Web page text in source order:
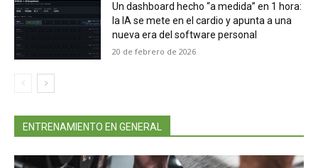
Un dashboard hecho “a medida” en 1 hora:
la IA se mete en el cardio y apunta a una
nueva era del software personal
20 de febrero de 2026
ENTRENAMIENTO EN GENERAL